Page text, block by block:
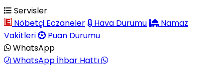
Servisler
Nöbetçi Eczaneler
Hava Durumu
Namaz
Vakitleri
Puan Durumu
WhatsApp
WhatsApp İhbar Hattı